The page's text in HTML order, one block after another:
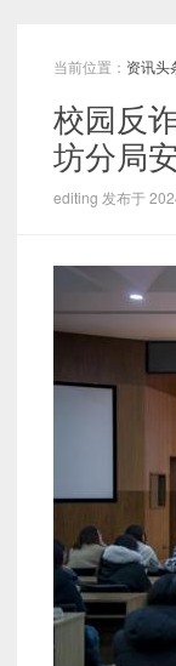
当前位置： 资讯头
校园反
坊分局
editing 发布于